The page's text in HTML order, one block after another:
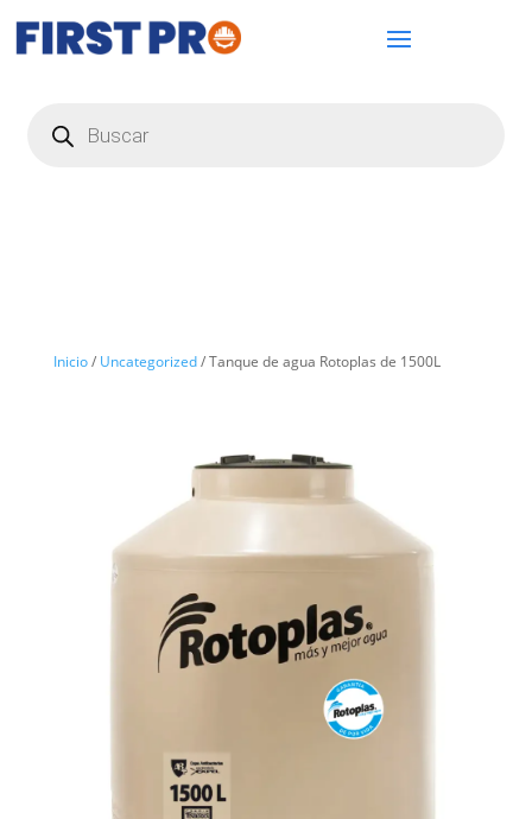
productos
Inicio/ Uncategorized/ Tanque de agua Rotoplas de 1500L